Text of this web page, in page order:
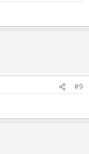
#9